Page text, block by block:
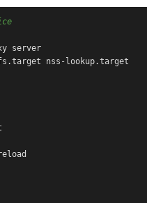
nss-lookup.target